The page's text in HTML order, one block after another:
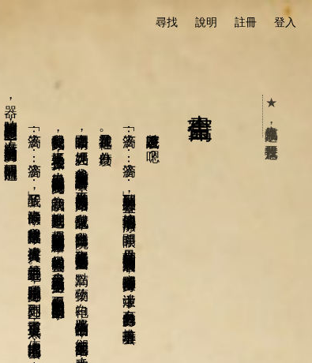
尋找 說明 註冊 登入
★ 人氣作品票選，我要投這篇
該說甚麼呢？嗯？
「滴答⋯⋯滴答⋯⋯」聽到那熟悉的聲音，倏地感覺到一股清涼，睜開眼，只見尖細的針頭迅速的刺入皮膚表層，痛感瞬間漫佈全身，迷濛中，有身白色的身影，推著車子離去。
我又在這裡了。為什麼。
我很愛我的父母，媽媽為了我很少去工作，幾乎成天與我在醫院共度時光，為我朗讀，推我到處閒逛，偶爾陪我在醫院的樓梯間走路練習，從我的眼裡望去，父母為了我已經竭盡全力了，毫不保留的將錢如流水的注入我的生命中。
提醒時間的流逝。